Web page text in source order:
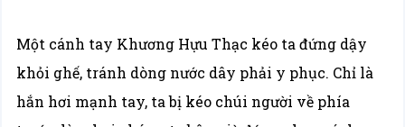
Một cánh tay Khương Hựu Thạc kéo ta đứng dậy
khỏi ghế, tránh dòng nước dây phải y phục. Chỉ là
hắn hơi mạnh tay, ta bị kéo chúi người về phía